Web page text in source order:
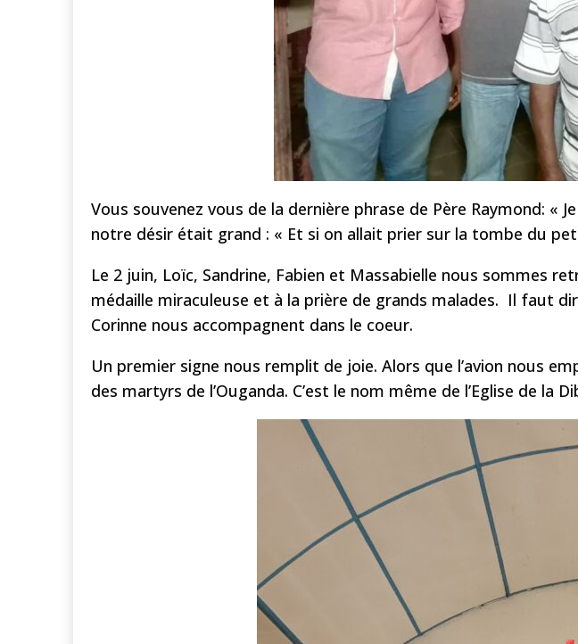
Vous souvenez vous de la dernière phrase de Père Raymond: «
notre désir était grand : « Et si on allait prier sur la tombe du
Le 2 juin, Loïc, Sandrine, Fabien et Massabielle nous sommes
médaille miraculeuse et à la prière de grands malades. Il faut
Corinne nous accompagnent dans le coeur.
Un premier signe nous remplit de joie. Alors que l’avion nous
des martyrs de l’Ouganda. C’est le nom même de l’Eglise de